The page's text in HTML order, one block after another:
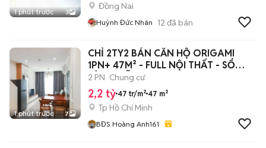
1 phút trước 3
Đồng Nai
Huỳnh Đức Nhân 12 đã bán
1 phút trước 7
CHỈ 2TY2 BÁN CĂN HỘ ORIGAMI
1PN+ 47M² - FULL NỘI THẤT - SỔ
HỒNG SẴN
2 PN Chung cư
2,2 tỷ 47 tr/m² 47 m²
Tp Hồ Chí Minh
BĐS Hoàng Anh161